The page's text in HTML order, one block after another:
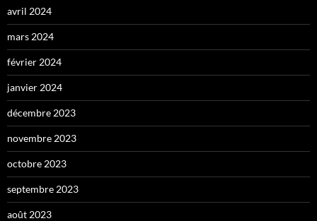
avril 2024
mars 2024
février 2024
janvier 2024
décembre 2023
novembre 2023
octobre 2023
septembre 2023
août 2023